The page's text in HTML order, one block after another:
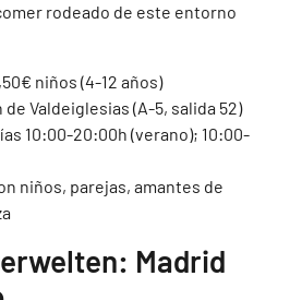
rodeado de este entorno
niños (4-12 años)
Valdeiglesias (A-5, salida 52)
10:00-20:00h (verano); 10:00-
niños, parejas, amantes de
Madrid